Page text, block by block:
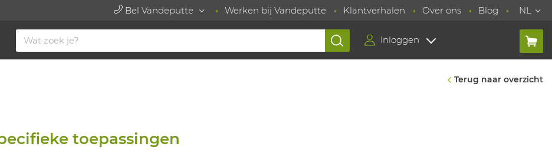
Bel Vandeputte Werken bij Vandeputte Klantverhalen Over ons Blog NL
Inloggen
Terug naar overzicht
toepassingen